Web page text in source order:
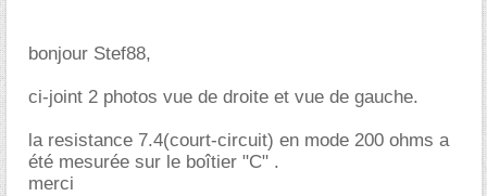
bonjour Stef88,
ci-joint 2 photos vue de droite et vue de gauche.
la resistance 7.4(court-circuit) en mode 200 ohms a
été mesurée sur le boîtier "C" .
merci